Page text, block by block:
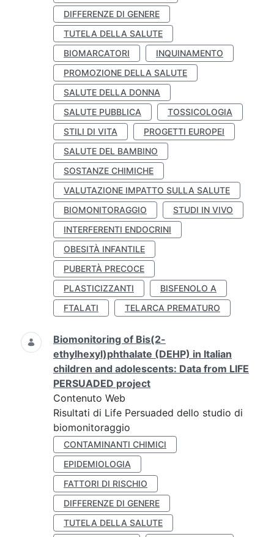
DIFFERENZE DI GENERE
TUTELA DELLA SALUTE
BIOMARCATORI
INQUINAMENTO
PROMOZIONE DELLA SALUTE
SALUTE DELLA DONNA
SALUTE PUBBLICA
TOSSICOLOGIA
STILI DI VITA
PROGETTI EUROPEI
SALUTE DEL BAMBINO
SOSTANZE CHIMICHE
VALUTAZIONE IMPATTO SULLA SALUTE
BIOMONITORAGGIO
STUDI IN VIVO
INTERFERENTI ENDOCRINI
OBESITÀ INFANTILE
PUBERTÀ PRECOCE
PLASTICIZZANTI
BISFENOLO A
FTALATI
TELARCA PREMATURO
Biomonitoring of Bis(2-
ethylhexyl)phthalate (DEHP) in Italian
children and adolescents: Data from LIFE
PERSUADED project
Contenuto Web
Risultati di Life Persuaded dello studio di
biomonitoraggio
CONTAMINANTI CHIMICI
EPIDEMIOLOGIA
FATTORI DI RISCHIO
DIFFERENZE DI GENERE
TUTELA DELLA SALUTE